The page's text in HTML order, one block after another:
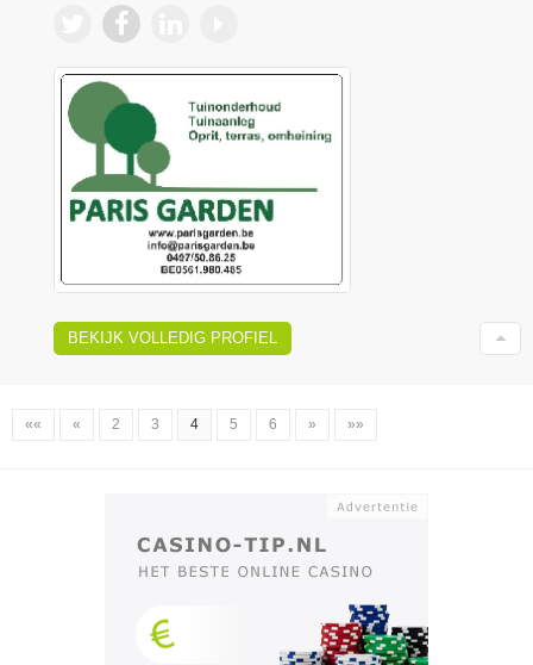
BEKIJK VOLLEDIG PROFIEL
«« « 2 3 4 5 6 » »»